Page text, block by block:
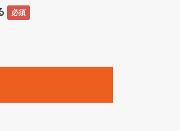
が変更された場合、変更後のサービスを含
ャンペーンをいいます。
」「ECzine」「Biz/Zine」「HRzine」
必須